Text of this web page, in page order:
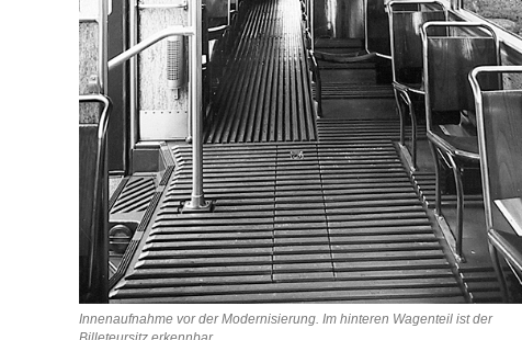
Innenaufnahme vor der Modernisierung. Im hinteren Wagenteil ist der